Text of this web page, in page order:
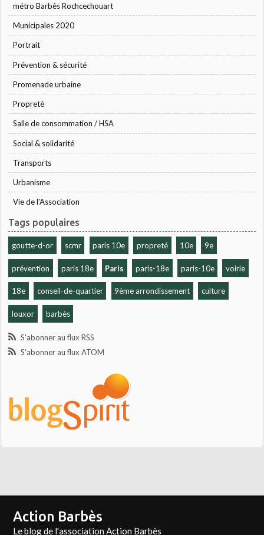
métro Barbès Rochcechouart
Municipales 2020
Portrait
Prévention & sécurité
Promenade urbaine
Propreté
Salle de consommation / HSA
Social & solidarité
Transports
Urbanisme
Vie de l'Association
Tags populaires
goutte-d-or scmr paris 10e propreté 10e 9e
prévention paris 18e Paris paris-18e paris-10e voirie
18e conseil-de-quartier 9ème arrondissement culture
louxor barbès
S'abonner au flux RSS
S'abonner au flux ATOM
Action Barbès
Le blog de l'association Action Barbès